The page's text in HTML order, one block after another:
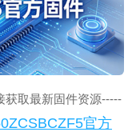
获取最新固件资源-----
官方